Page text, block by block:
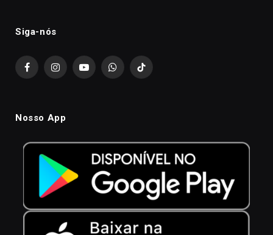
Siga-nós
FacebookInstagramYouTubeWhatsAppTikTok
Nosso App